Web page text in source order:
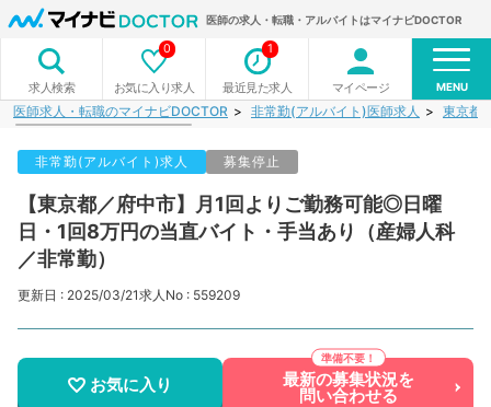
医師の求人・転職・アルバイトはマイナビDOCTOR
求人検索 お気に入り求人
0
最近見た求人
1
マイページ MENU
医師求人・転職のマイナビDOCTOR 非常勤(アルバイト)医師求人 東京都
非常勤(アルバイト)求人 募集停止
【東京都／府中市】月1回よりご勤務可能◎日曜
日・1回8万円の当直バイト・手当あり（産婦人科
／非常勤）
更新日 : 2025/03/21求人No : 559209
お気に入り 最新の募集状況を
問い合わせる